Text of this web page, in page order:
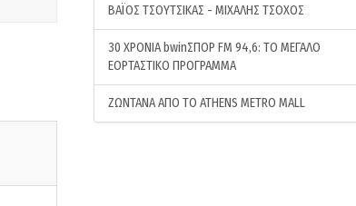
ΒΑΪΟΣ ΤΣΟΥΤΣΙΚΑΣ - ΜΙΧΑΛΗΣ ΤΣΟΧΟΣ
30 ΧΡΟΝΙΑ bwinΣΠΟΡ FM 94,6: ΤΟ ΜΕΓΑΛΟ
ΕΟΡΤΑΣΤΙΚΟ ΠΡΟΓΡΑΜΜΑ
ΖΩΝΤΑΝΑ ΑΠΟ ΤΟ ATHENS METRO MALL